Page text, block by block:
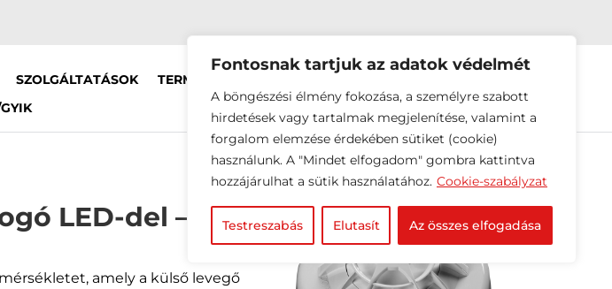
Fontosnak tartjuk az adatok védelmét
A böngészési élmény fokozása, a személyre szabott
hirdetések vagy tartalmak megjelenítése, valamint a
forgalom elemzése érdekében sütiket (cookie)
használunk. A "Mindet elfogadom" gombra kattintva
hozzájárulhat a sütik használatához. Cookie-szabályzat
Testreszabás Elutasít Az összes elfogadása
SZOLGÁLTATÁSOK TERMÉKEINK
LED-del –
amely a külső levegő